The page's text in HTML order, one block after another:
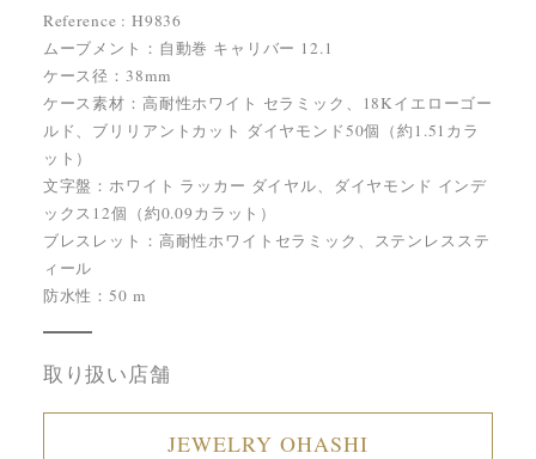
Reference : H9836
ムーブメント：自動巻 キャリバー 12.1
ケース径：38mm
ケース素材：高耐性ホワイト セラミック、18Kイエローゴー
ルド、ブリリアントカット ダイヤモンド50個（約1.51カラ
ット）
文字盤：ホワイト ラッカー ダイヤル、ダイヤモンド インデ
ックス12個（約0.09カラット）
ブレスレット：高耐性ホワイトセラミック、ステンレスステ
ィール
防水性：50 m
取り扱い店舗
JEWELRY OHASHI